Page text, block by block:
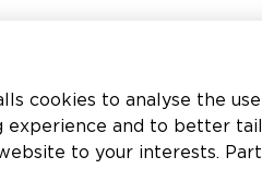
cookies to analyse the
experience and to better
to your interests.